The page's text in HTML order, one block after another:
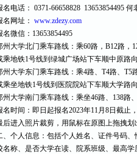
名电话： 0371-66658828 13653854495 何
名网址： www.zdezy.com
名微信：13653854495
州大学北门乘车路线：乘60路，B12路，
乘地铁1号线到绿城广场站下车顺中原路
州大学东门乘车路线：乘4路、T4路、T5
乘坐地铁1号线到医院院站下车顺大学路
州大学南门乘车路线：乘坐46路、138路
名时间：即日起报名2023年11月8日截止
后进入照片裁剪，用鼠标在原图上拖拽划
、个人信息：包括个人姓名、证件号码
名称、是否大学在读、院系班级、最高学